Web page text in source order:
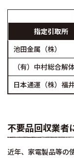
指定引取所
池田金属（株）
（有）中村総合解
日本通運（株）福
不要品回収業者
近年、家電製品等の